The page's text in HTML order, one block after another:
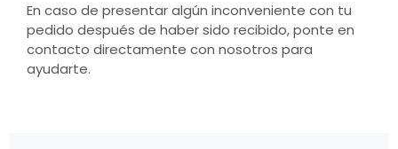
En caso de presentar algún inconveniente con tu
pedido después de haber sido recibido, ponte en
contacto directamente con nosotros para
ayudarte.